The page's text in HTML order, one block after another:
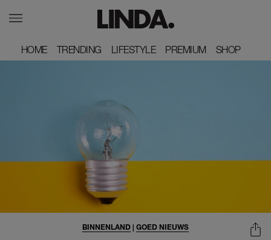
HOME
HOME TRENDING
TRENDING LIFESTYLE
LIFESTYLE PREMIUM
PREMIUM SHOP
SHOP
BINNENLAND | GOED NIEUWS